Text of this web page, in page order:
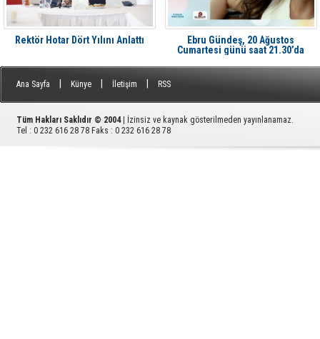
Rektör Hotar Dört Yılını Anlattı
Ebru Gündeş, 20 Ağustos
Cumartesi günü saat 21.30’da
Ana Sayfa Künye İletişim RSS
Tüm Hakları Saklıdır © 2004| İzinsiz ve kaynak gösterilmeden yayınlanamaz.
Tel : 0 232 616 28 78 Faks : 0 232 616 28 78